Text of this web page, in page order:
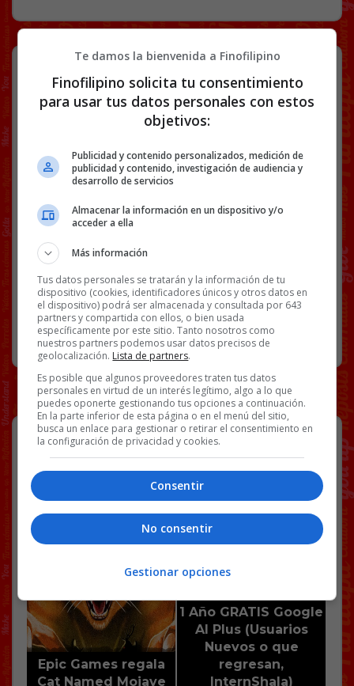
Sidote interestelar
ThugLife.
Facebook
Twitter
WhatsApp
Gmail
Copy
ABSURDER BS18 LOL MEMES SIDA VIN DIESEL
3 COMENTARIOS
ABSURDER 30 NOVIEMBRE, 2018
Te damos la bienvenida a Finofilipino
Finofilipino solicita tu consentimiento
para usar tus datos personales con estos
objetivos:
Publicidad y contenido personalizados, medición de
publicidad y contenido, investigación de audiencia y
desarrollo de servicios
Almacenar la información en un dispositivo y/o
acceder a ella
Más información
Tus datos personales se tratarán y la información de tu
dispositivo (cookies, identificadores únicos y otros datos en
el dispositivo) podrá ser almacenada y consultada por 643
partners y compartida con ellos, o bien usada
específicamente por este sitio. Tanto nosotros como
nuestros partners podemos usar datos precisos de
geolocalización. Lista de partners.
Es posible que algunos proveedores traten tus datos
personales en virtud de un interés legítimo, algo a lo que
puedes oponerte gestionando tus opciones a continuación.
En la parte inferior de esta página o en el menú del sitio,
busca un enlace para gestionar o retirar el consentimiento en
la configuración de privacidad y cookies.
Consentir
No consentir
Gestionar opciones